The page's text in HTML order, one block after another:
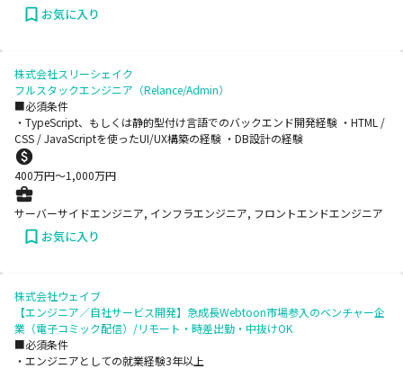
お気に入り
株式会社スリーシェイク
フルスタックエンジニア（Relance/Admin）
■必須条件
・TypeScript、もしくは静的型付け言語でのバックエンド開発経験 ・HTML /
CSS / JavaScriptを使ったUI/UX構築の経験 ・DB設計の経験
400万円〜1,000万円
サーバーサイドエンジニア, インフラエンジニア, フロントエンドエンジニア
お気に入り
株式会社ウェイブ
【エンジニア／自社サービス開発】急成長Webtoon市場参入のベンチャー企
業（電子コミック配信）/リモート・時差出勤・中抜けOK
■必須条件
・エンジニアとしての就業経験3年以上